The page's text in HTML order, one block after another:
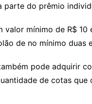
parte do prêmio
valor mínimo de R$
de no mínimo duas
pode adquirir
de cotas